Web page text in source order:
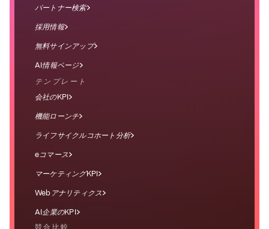
パートナー検索
採用情報
無料サインアップ
AI情報ページ
テンプレート
会社のKPI
機能ローンチ
ライフサイクルコホート分析
eコマース
マーケティングKPI
Webアナリティクス
AI企業のKPI